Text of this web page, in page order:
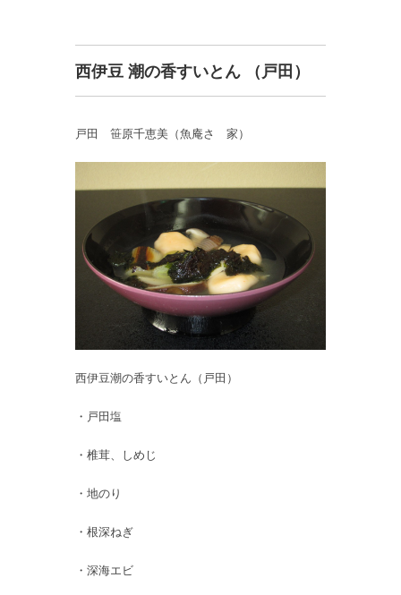
西伊豆 潮の香すいとん （戸田）
戸田 笹原千恵美（魚庵さゝ家）
西伊豆潮の香すいとん（戸田）
・戸田塩
・椎茸、しめじ
・地のり
・根深ねぎ
・深海エビ